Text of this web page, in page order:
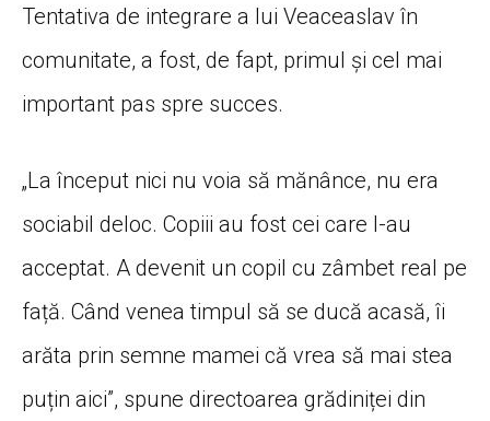
Tentativa de integrare a lui Veaceaslav în
comunitate, a fost, de fapt, primul și cel mai
important pas spre succes.
„La început nici nu voia să mănânce, nu era
sociabil deloc. Copiii au fost cei care l-au
acceptat. A devenit un copil cu zâmbet real pe
față. Când venea timpul să se ducă acasă, îi
arăta prin semne mamei că vrea să mai stea
puțin aici”, spune directoarea grădiniței din